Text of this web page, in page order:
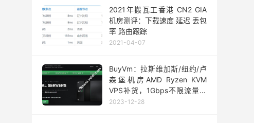
2021年搬瓦工香港 CN2 GIA
机房测评：下载速度 延迟 丢包
率 路由跟踪
2021-04-07
BuyVm：拉斯维加斯/纽约/卢
森堡机房AMD Ryzen KVM
VPS补货，1Gbps不限流量，
月付$3.5起
2023-12-28